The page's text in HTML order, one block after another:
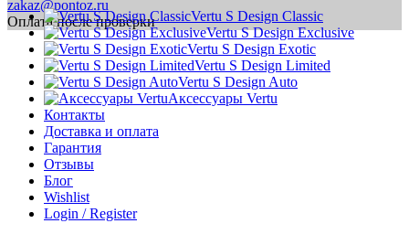
zakaz@pontoz.ru
Оплата после проверки
Vertu S Design Classic
Vertu S Design Exclusive
Vertu S Design Exotic
Vertu S Design Limited
Vertu S Design Auto
Аксессуары Vertu
Контакты
Доставка и оплата
Гарантия
Отзывы
Блог
Wishlist
Login / Register